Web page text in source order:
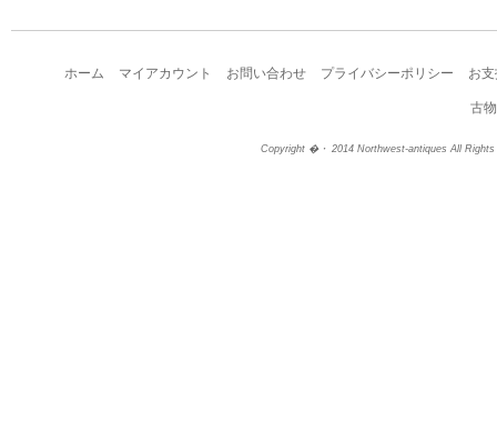
ホーム マイアカウント お問い合わせ プライバシーポリシー お
古
Copyright �・ 2014 Northwest-antiques All